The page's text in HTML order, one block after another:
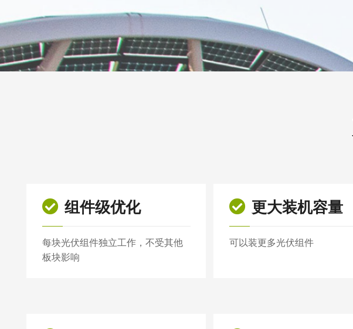
组件级优化
每块光伏组件独立工作，不受其他
板块影响
更大装机容量
可以装更多光伏组件